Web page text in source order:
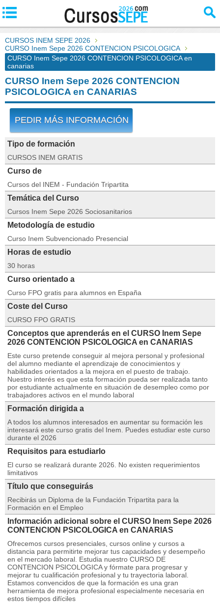
CURSOS INEM SEPE 2026
CURSO Inem Sepe 2026 CONTENCION PSICOLOGICA
CURSO Inem Sepe 2026 CONTENCION PSICOLOGICA en
canarias
CURSO Inem Sepe 2026 CONTENCION
PSICOLOGICA en CANARIAS
PEDIR MÁS INFORMACIÓN
Tipo de formación
CURSOS INEM GRATIS
Curso de
Cursos del INEM - Fundación Tripartita
Temática del Curso
Cursos Inem Sepe 2026 Sociosanitarios
Metodología de estudio
Curso Inem Subvencionado Presencial
Horas de estudio
30 horas
Curso orientado a
Curso FPO gratis para alumnos en España
Coste del Curso
CURSO FPO GRATIS
Conceptos que aprenderás en el CURSO Inem Sepe
2026 CONTENCION PSICOLOGICA en CANARIAS
Este curso pretende conseguir al mejora personal y profesional
del alumno mediante el aprendizaje de conocimientos y
habilidades orientados a la mejora en el puesto de trabajo.
Nuestro interés es que esta formación pueda ser realizada tanto
por estudiante actualmente en situación de desempleo como por
trabajadores activos en el mundo laboral
Formación dirigida a
A todos los alumnos interesados en aumentar su formación les
interesará este curso gratis del Inem. Puedes estudiar este curso
durante el 2026
Requisitos para estudiarlo
El curso se realizará durante 2026. No existen requerimientos
limitativos
Título que conseguirás
Recibirás un Diploma de la Fundación Tripartita para la
Formación en el Empleo
Información adicional sobre el CURSO Inem Sepe 2026
CONTENCION PSICOLOGICA en CANARIAS
Ofrecemos cursos presenciales, cursos online y cursos a
distancia para permitirte mejorar tus capacidades y desempeño
en el mercado laboral. Estudia nuestro CURSO DE
CONTENCION PSICOLOGICA y fórmate para progresar y
mejorar tu cualificación profesional y tu trayectoria laboral.
Estamos convencidos de que la formación es una gran
herramienta de mejora profesional especialmente necesaria en
estos tiempos difíciles